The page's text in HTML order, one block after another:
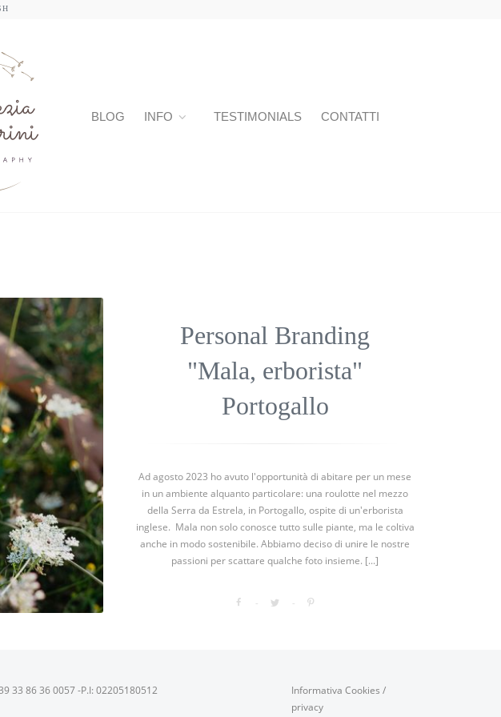
BLOG INFO TESTIMONIALS CONTATTI
Personal Branding
"Mala, erborista"
Portogallo
Ad agosto 2023 ho avuto l'opportunità di abitare per un mese
in un ambiente alquanto particolare: una roulotte nel mezzo
della Serra da Estrela, in Portogallo, ospite di un'erborista
inglese. Mala non solo conosce tutto sulle piante, ma le coltiva
anche in modo sostenibile. Abbiamo deciso di unire le nostre
passioni per scattare qualche foto insieme. [...]
33 86 36 0057 -P.I: 02205180512 Informativa Cookies /
privacy